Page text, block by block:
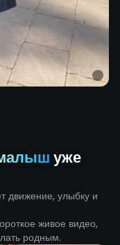
уже
движение, улыбку и
живое видео,
родным.